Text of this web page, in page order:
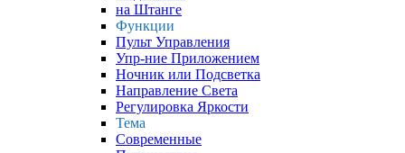
на Штанге
Функции
Пульт Управления
Упр-ние Приложением
Ночник или Подсветка
Направление Света
Регулировка Яркости
Тема
Современные